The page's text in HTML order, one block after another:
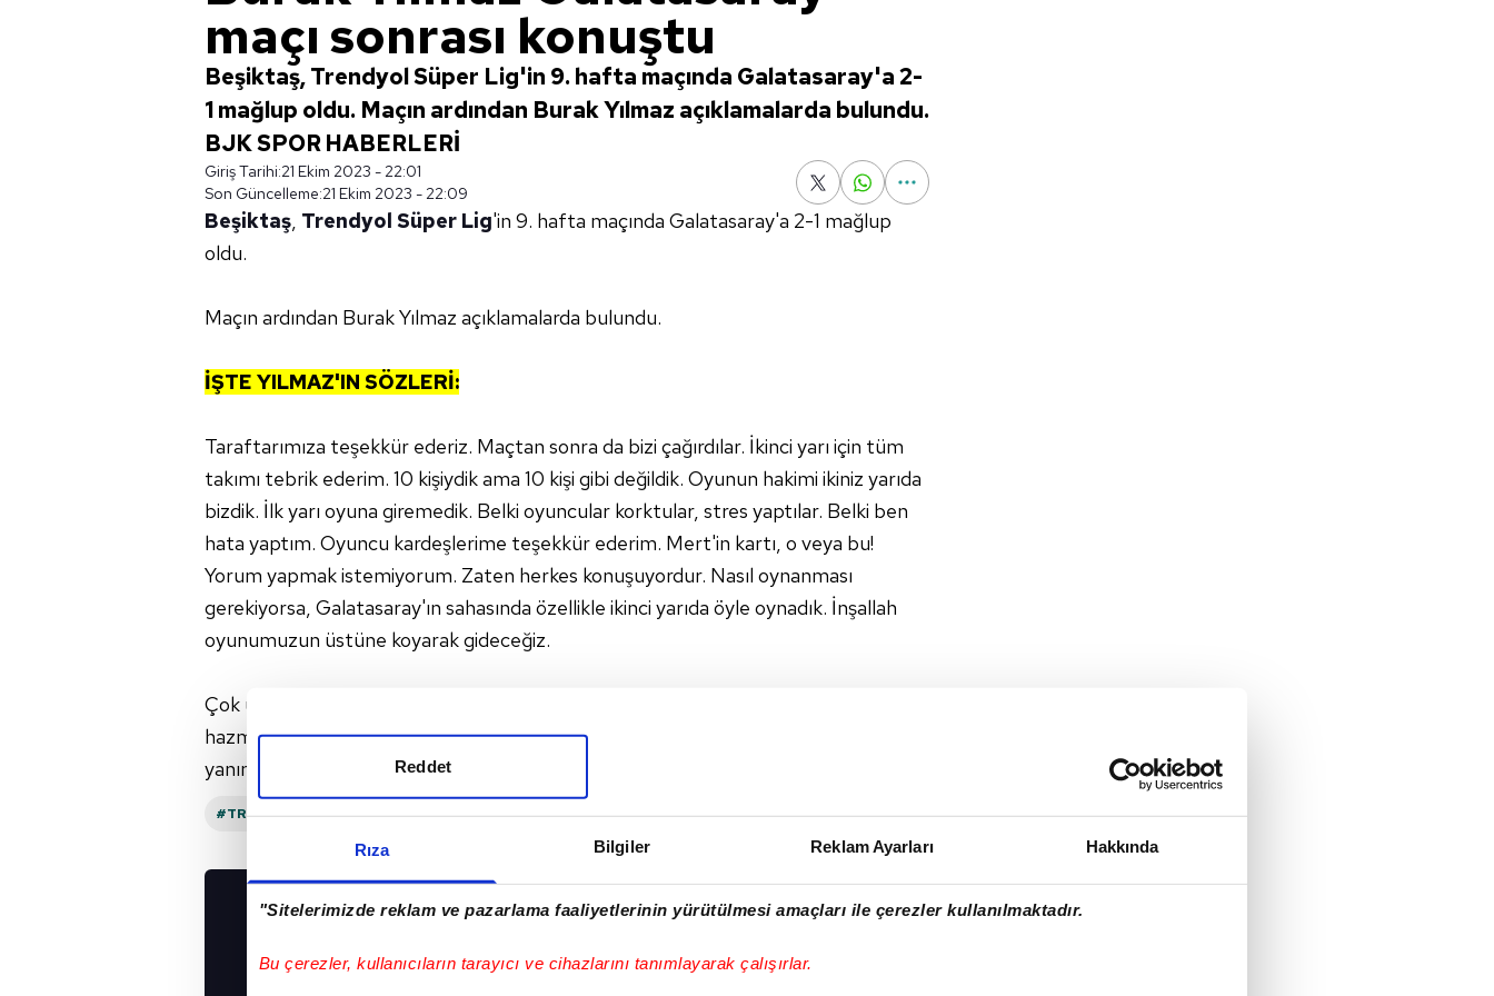
Rıza Bilgiler Reklam Ayarları Hakkında
"Sitelerimizde reklam ve pazarlama faaliyetlerinin yürütülmesi amaçları ile çerezler kullanılmaktadır.
Bu çerezler, kullanıcıların tarayıcı ve cihazlarını tanımlayarak çalışırlar.
Reddet
maçı sonrası konuştu
Beşiktaş, Trendyol Süper Lig'in 9. hafta maçında Galatasaray'a 2-
1 mağlup oldu. Maçın ardından Burak Yılmaz açıklamalarda bulundu.
BJK SPOR HABERLERİ
Giriş Tarihi:21 Ekim 2023 - 22:01
Son Güncelleme:21 Ekim 2023 - 22:09
Beşiktaş, Trendyol Süper Lig'in 9. hafta maçında Galatasaray'a 2-1 mağlup
oldu.
Maçın ardından Burak Yılmaz açıklamalarda bulundu.
İŞTE YILMAZ'IN SÖZLERİ:
Taraftarımıza teşekkür ederiz. Maçtan sonra da bizi çağırdılar. İkinci yarı için tüm
takımı tebrik ederim. 10 kişiydik ama 10 kişi gibi değildik. Oyunun hakimi ikiniz yarıda
bizdik. İlk yarı oyuna giremedik. Belki oyuncular korktular, stres yaptılar. Belki ben
hata yaptım. Oyuncu kardeşlerime teşekkür ederim. Mert'in kartı, o veya bu!
Yorum yapmak istemiyorum. Zaten herkes konuşuyordur. Nasıl oynanması
gerekiyorsa, Galatasaray'ın sahasında özellikle ikinci yarıda öyle oynadık. İnşallah
oyunumuzun üstüne koyarak gideceğiz.
Çok üzgünüz, çok çok üzgünüz. Olabilecek her şey oldu! İçimize sindirmiyoruz,
hazmetmiyoruz! Daha iyi olmak zorundayız. Bu maçtan sonra taraftarların bizi
yanına çağırması, motive ediyor. Bundan sonra skoru alacağımızı düşünüyorum.
#TRENDYOL SÜPER LIG #BJK SPOR #BEŞIKTAŞ
UYGULAMALARIMIZI